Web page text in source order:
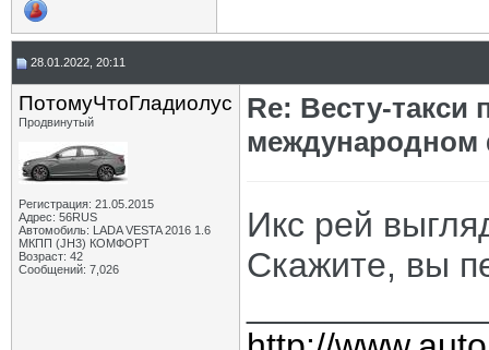
28.01.2022, 20:11
ПотомуЧтоГладиолус
Продвинутый
Регистрация: 21.05.2015
Адрес: 56RUS
Автомобиль: LADA VESTA 2016 1.6
МКПП (JH3) КОМФОРТ
Возраст: 42
Сообщений: 7,026
Re: Весту-такси
Икс рей
Скажите, вы